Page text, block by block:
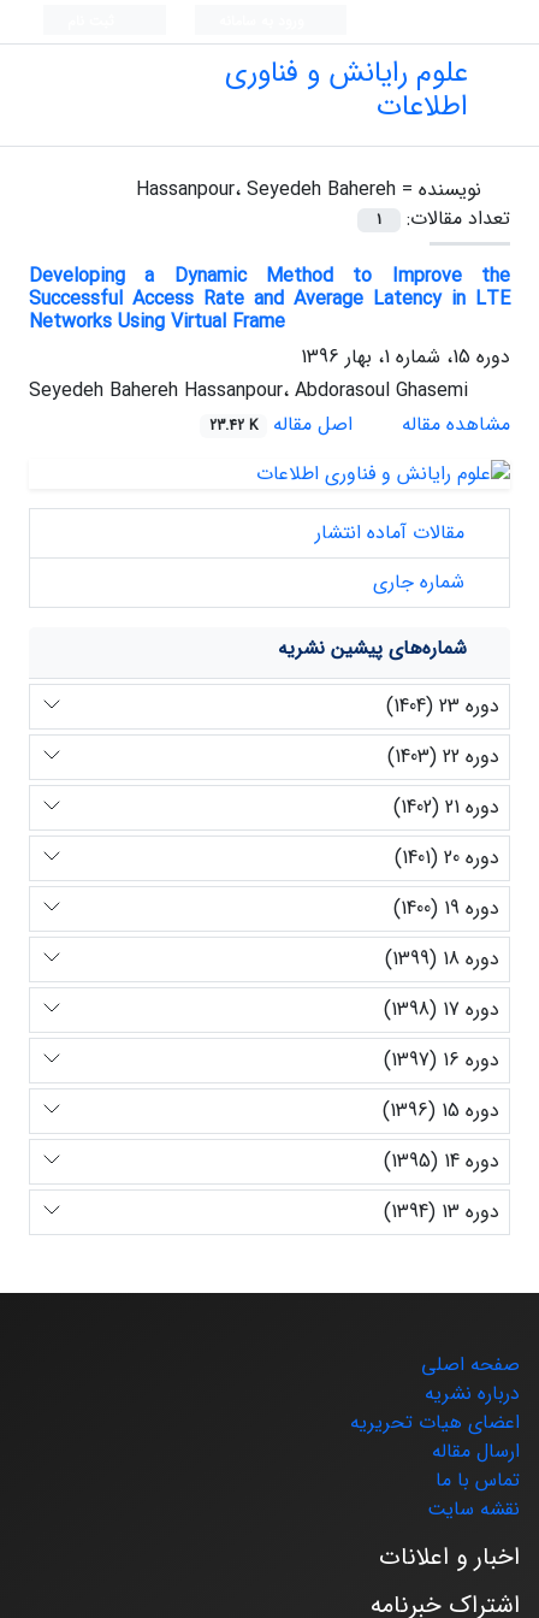
علوم رایانش و فناوری
اطلاعات
نویسنده = Hassanpour، Seyedeh Bahereh
تعداد مقالات:
1
Developing a Dynamic Method to Improve the
Successful Access Rate and Average Latency in LTE
Networks Using Virtual Frame
دوره 15، شماره 1، بهار 1396
Seyedeh Bahereh Hassanpour، Abdorasoul Ghasemi
مشاهده مقاله
اصل مقاله 23.42 K
مقالات آماده انتشار
شماره جاری
شماره‌های پیشین نشریه
دوره 23 (1404)
دوره 22 (1403)
دوره 21 (1402)
دوره 20 (1401)
دوره 19 (1400)
دوره 18 (1399)
دوره 17 (1398)
دوره 16 (1397)
دوره 15 (1396)
دوره 14 (1395)
دوره 13 (1394)
صفحه اصلی
درباره نشریه
اعضای هیات تحریریه
ارسال مقاله
تماس با ما
نقشه سایت
اخبار و اعلانات
اشتراک خبرنامه